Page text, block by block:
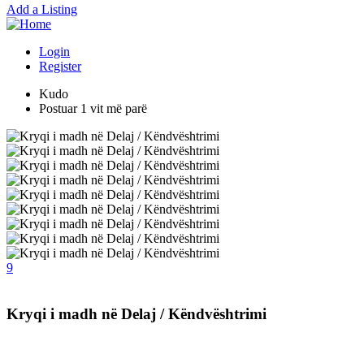
Add a Listing
Login
Register
Kudo
Postuar 1 vit më parë
9
Kryqi i madh në Delaj / Këndvështrimi